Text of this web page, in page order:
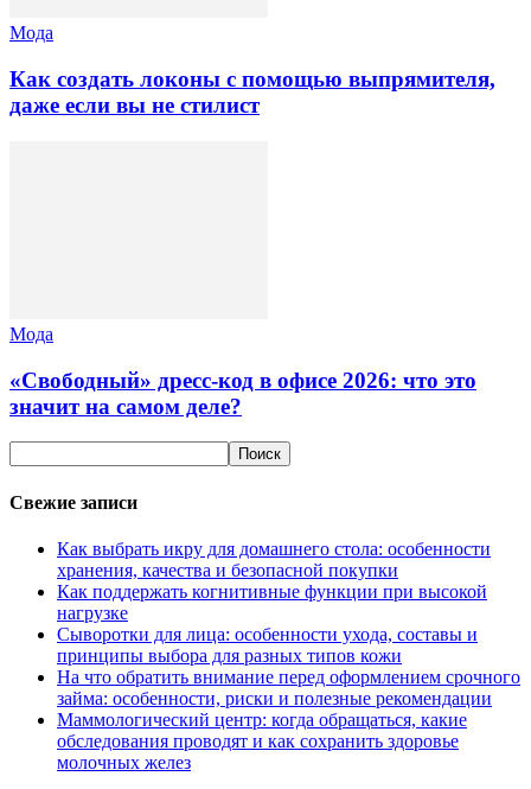
Мода
Как создать локоны с помощью выпрямителя,
даже если вы не стилист
Мода
«Свободный» дресс-код в офисе 2026: что это
значит на самом деле?
Свежие записи
Как выбрать икру для домашнего стола: особенности
хранения, качества и безопасной покупки
Как поддержать когнитивные функции при высокой
нагрузке
Сыворотки для лица: особенности ухода, составы и
принципы выбора для разных типов кожи
На что обратить внимание перед оформлением срочного
займа: особенности, риски и полезные рекомендации
Маммологический центр: когда обращаться, какие
обследования проводят и как сохранить здоровье
молочных желез